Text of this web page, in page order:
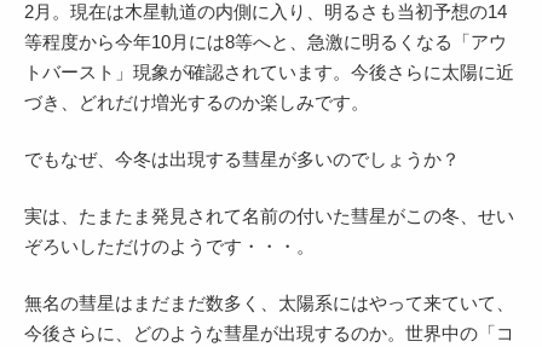
2月。現在は木星軌道の内側に入り、明るさも当初予想の14
等程度から今年10月には8等へと、急激に明るくなる「アウ
トバースト」現象が確認されています。今後さらに太陽に近
づき、どれだけ増光するのか楽しみです。
でもなぜ、今冬は出現する彗星が多いのでしょうか？
実は、たまたま発見されて名前の付いた彗星がこの冬、せい
ぞろいしただけのようです・・・。
無名の彗星はまだまだ数多く、太陽系にはやって来ていて、
今後さらに、どのような彗星が出現するのか。世界中の「コ